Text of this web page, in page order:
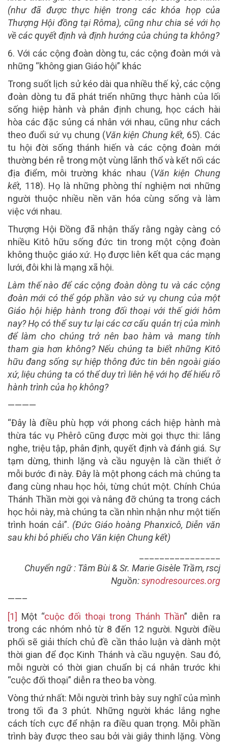
(như đã được thực hiện trong các khóa họp của
Thượng Hội đồng tại Rôma), cũng như chia sẻ với họ
về các quyết định và định hướng của chúng ta không?
6. Với các cộng đoàn dòng tu, các cộng đoàn mới và
những “không gian Giáo hội” khác
Trong suốt lịch sử kéo dài qua nhiều thế kỷ, các cộng
đoàn dòng tu đã phát triển những thực hành của lối
sống hiệp hành và phân định chung, học cách hài
hòa các đặc sủng cá nhân với nhau, cũng như cách
theo đuổi sứ vụ chung (Văn kiện Chung kết, 65). Các
tu hội đời sống thánh hiến và các cộng đoàn mới
thường bén rễ trong một vùng lãnh thổ và kết nối các
địa điểm, môi trường khác nhau (Văn kiện Chung
kết, 118). Họ là những phòng thí nghiệm nơi những
người thuộc nhiều nền văn hóa cùng sống và làm
việc với nhau.
Thượng Hội Đồng đã nhận thấy rằng ngày càng có
nhiều Kitô hữu sống đức tin trong một cộng đoàn
không thuộc giáo xứ. Họ được liên kết qua các mạng
lưới, đôi khi là mạng xã hội.
Làm thế nào để các cộng đoàn dòng tu và các cộng
đoàn mới có thể góp phần vào sứ vụ chung của một
Giáo hội hiệp hành trong đối thoại với thế giới hôm
nay? Họ có thể suy tư lại các cơ cấu quản trị của mình
để làm cho chúng trở nên bao hàm và mang tính
tham gia hơn không? Nếu chúng ta biết những Kitô
hữu đang sống sự hiệp thông đức tin bên ngoài giáo
xứ, liệu chúng ta có thể duy trì liên hệ với họ để hiểu rõ
hành trình của họ không?
————
“Đây là điều phù hợp với phong cách hiệp hành mà
thừa tác vụ Phêrô cũng được mời gọi thực thi: lắng
nghe, triệu tập, phân định, quyết định và đánh giá. Sự
tạm dừng, thinh lặng và cầu nguyện là cần thiết ở
mỗi bước đi này. Đây là một phong cách mà chúng ta
đang cùng nhau học hỏi, từng chút một. Chính Chúa
Thánh Thần mời gọi và nâng đỡ chúng ta trong cách
học hỏi này, mà chúng ta cần nhìn nhận như một tiến
trình hoán cải”. (Đức Giáo hoàng Phanxicô, Diễn văn
sau khi bỏ phiếu cho Văn kiện Chung kết)
Chuyển ngữ : Tâm Bùi & Sr. Marie Gisèle Trầm, rscj
Nguồn:synodresources.org
——–
[1] Một “cuộc đối thoại trong Thánh Thần” diễn ra
trong các nhóm nhỏ từ 8 đến 12 người. Người điều
phối sẽ giải thích chủ đề cần thảo luận và dành một
thời gian để đọc Kinh Thánh và cầu nguyện. Sau đó,
mỗi người có thời gian chuẩn bị cá nhân trước khi
“cuộc đối thoại” diễn ra theo ba vòng.
Vòng thứ nhất: Mỗi người trình bày suy nghĩ của mình
trong tối đa 3 phút. Những người khác lắng nghe
cách tích cực để nhận ra điều quan trọng. Mỗi phần
trình bày được theo sau bởi vài giây thinh lặng. Vòng